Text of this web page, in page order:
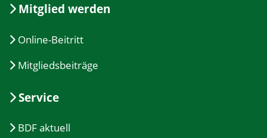
Mitglied werden
Online-Beitritt
Mitgliedsbeiträge
Service
BDF aktuell